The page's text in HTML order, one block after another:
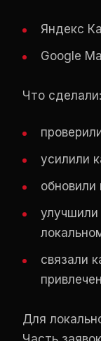
Яндекс
Google
Что сделали:
усилили
связали
Для